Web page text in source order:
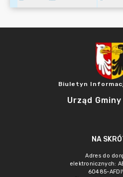
Biuletyn
Urząd
NA
Adres do
elektronicznych:
60485-